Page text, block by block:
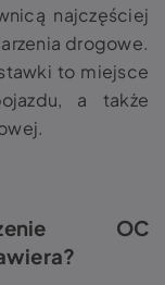
najczęściej
drogowe.
to miejsce
a także
OC